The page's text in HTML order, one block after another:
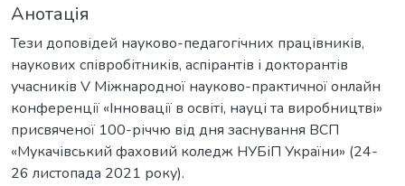
Анотація
Тези доповідей науково-педагогічних працівників,
наукових співробітників, аспірантів і докторантів
учасників V Міжнародної науково-практичної онлайн
конференції «Інновації в освіті, науці та виробництві»
присвяченої 100-річчю від дня заснування ВСП
«Мукачівський фаховий коледж НУБіП України» (24-
26 листопада 2021 року).